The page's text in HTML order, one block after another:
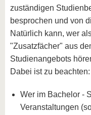
zuständigen
besprochen und von
Natürlich kann, wer
"Zusatzfächer" aus
Studienangebots
Dabei ist zu beachten:
Wer im Bachelor -
Veranstaltungen